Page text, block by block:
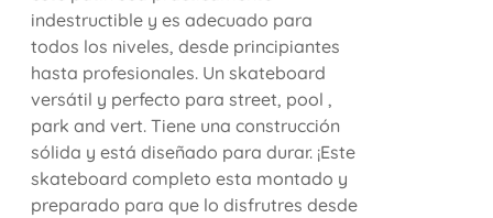
indestructible y es adecuado para
todos los niveles, desde principiantes
hasta profesionales. Un skateboard
versátil y perfecto para street, pool ,
park and vert. Tiene una construcción
sólida y está diseñado para durar. ¡Este
skateboard completo esta montado y
preparado para que lo disfrutres desde